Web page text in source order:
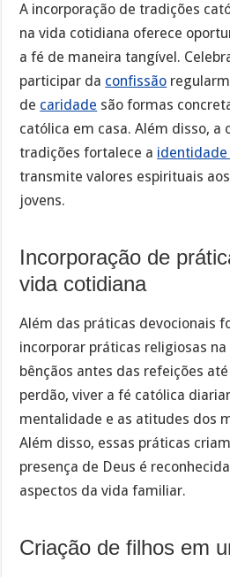
A incorporação de tradições
na vida cotidiana oferece
a fé de maneira tangível.
participar da confissão
de caridade são formas
católica em casa. Além disso, a
tradições fortalece a identidade
transmite valores espirituais
jovens.
Incorporação de
vida cotidiana
Além das práticas devocionais
incorporar práticas religiosas
bênçãos antes das refeições
perdão, viver a fé católica
mentalidade e as atitudes dos
Além disso, essas práticas
presença de Deus é
aspectos da vida familiar.
Criação de filhos em